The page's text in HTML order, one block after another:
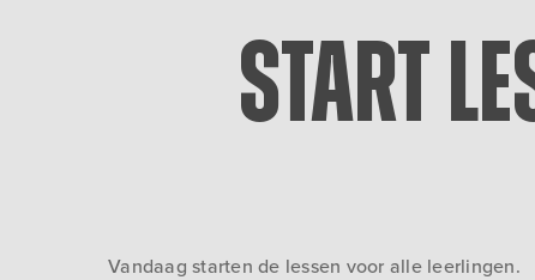
Start
Vandaag starten de lessen voor alle leerlingen.